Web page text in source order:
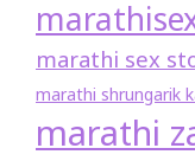
marathi sex
marathi shrungarik
marathi